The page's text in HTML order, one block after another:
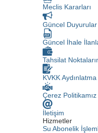
Meclis Kararları
Güncel Duyurular
Güncel İhale
Tahsilat
KVKK
Çerez Politikamız
İletişim
Hizmetler
Su Abonelik